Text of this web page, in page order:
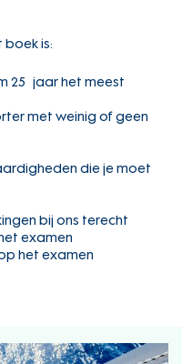
boek is:
25 jaar het meest
met weinig of geen
die je moet
bij ons terecht
examen
het examen